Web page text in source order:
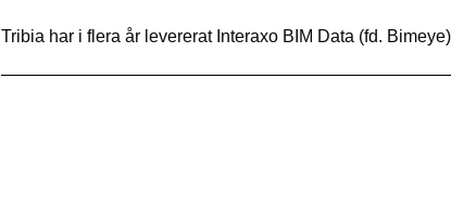
Tribia har i flera år levererat Interaxo BIM Data (fd.